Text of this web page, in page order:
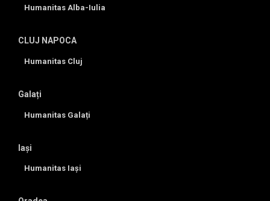
Humanitas Alba-Iulia
CLUJ NAPOCA
Humanitas Cluj
Galați
Humanitas Galați
Iași
Humanitas Iași